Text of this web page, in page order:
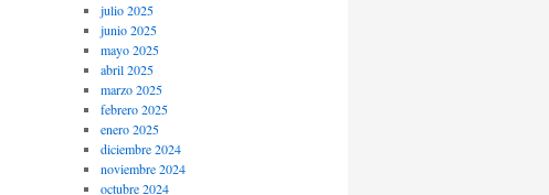
julio 2025
junio 2025
mayo 2025
abril 2025
marzo 2025
febrero 2025
enero 2025
diciembre 2024
noviembre 2024
octubre 2024